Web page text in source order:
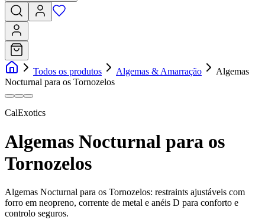
Todos os produtos Algemas & Amarração
Algemas
Nocturnal para os Tornozelos
CalExotics
Algemas Nocturnal para os
Tornozelos
Algemas Nocturnal para os Tornozelos: restraints ajustáveis com
forro em neopreno, corrente de metal e anéis D para conforto e
controlo seguros.